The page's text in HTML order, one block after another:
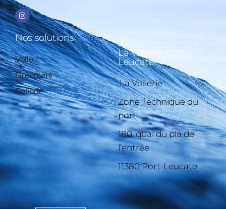
Nos solutions
Voile
Gréement
Sellerie
La Voilerie Port-
Leucate
.La Voilerie
Zone Technique du
port
180, quai du pla de
l’entrée
11380 Port-Leucate